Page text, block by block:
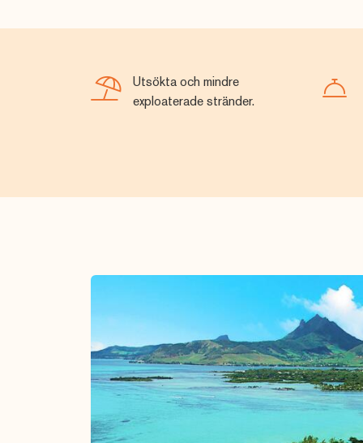
Utsökta och mindre
exploaterade stränder.